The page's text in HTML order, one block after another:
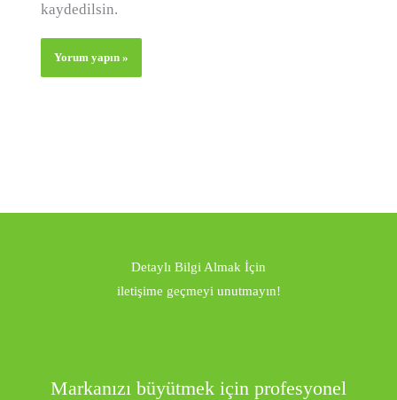
kaydedilsin.
Detaylı Bilgi Almak İçin
iletişime geçmeyi unutmayın!
Markanızı büyütmek için profesyonel